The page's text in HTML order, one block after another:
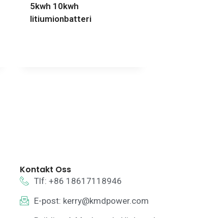
5kwh 10kwh
litiumionbatteri
Kontakt Oss
Tlf: +86 18617118946
E-post: kerry@kmdpower.com